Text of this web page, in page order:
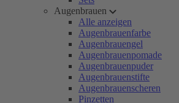
Augenbrauen
Alle anzeigen
Augenbrauenfarbe
Augenbrauengel
Augenbrauenpomade
Augenbrauenpuder
Augenbrauenstifte
Augenbrauenscheren
Pinzetten